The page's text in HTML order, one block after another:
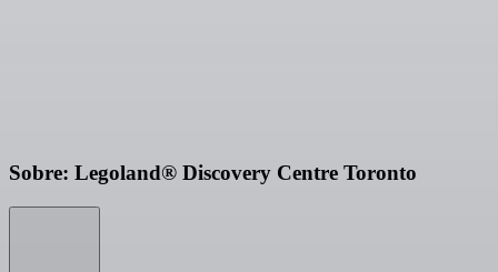
Sobre: Legoland® Discovery Centre Toronto